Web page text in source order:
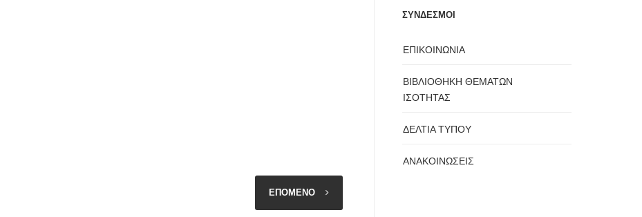
ΕΠΟΜΕΝΟ
ΣΥΝΔΕΣΜΟΙ
ΕΠΙΚΟΙΝΩΝΙΑ
ΒΙΒΛΙΟΘΗΚΗ ΘΕΜΑΤΩΝ
ΙΣΟΤΗΤΑΣ
ΔΕΛΤΙΑ ΤΥΠΟΥ
ΑΝΑΚΟΙΝΩΣΕΙΣ